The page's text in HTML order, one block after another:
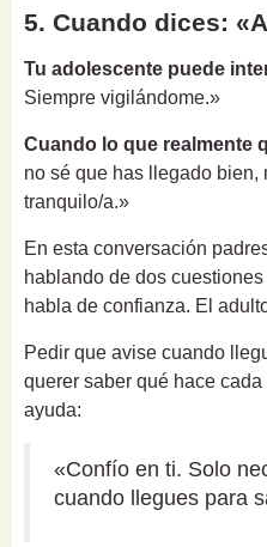
5. Cuando dices:
Tu adolescente puede
Siempre vigilándome.»
Cuando lo que realmente
no sé que has llegado bien,
tranquilo/a.»
En esta conversación
hablando de dos
habla de confianza. El
Pedir que avise cuando
querer saber qué hace
ayuda:
«Confío en ti. Solo
cuando llegues para